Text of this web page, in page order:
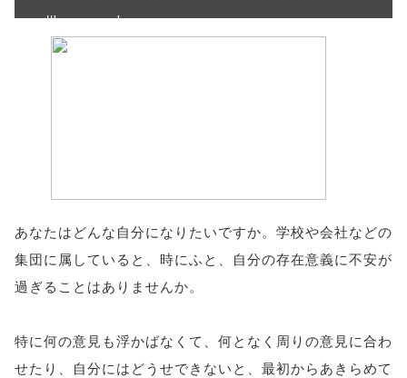
scrollbars=yes'
); return
あなたはどんな自分になりたいですか。学校や会社などの
集団に属していると、時にふと、自分の存在意義に不安が
過ぎることはありませんか。
特に何の意見も浮かばなくて、何となく周りの意見に合わ
せたり、自分にはどうせできないと、最初からあきらめて